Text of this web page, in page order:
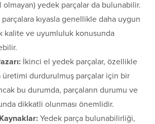
yedek parçalar da bulunabilir.
kıyasla genellikle daha uygun
kalite ve uyumluluk konusunda
İkinci el yedek parçalar, özellikle
durdurulmuş parçalar için bir
bu durumda, parçaların durumu ve
dikkatli olunması önemlidir.
Yedek parça bulunabilirliği,